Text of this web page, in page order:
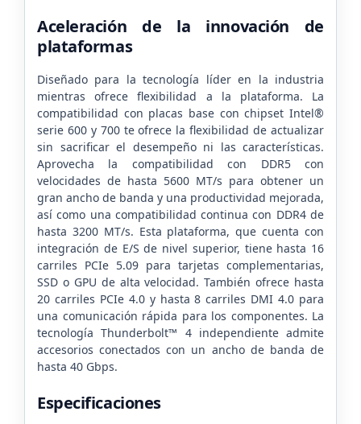
Aceleración de la innovación de
plataformas
Diseñado para la tecnología líder en la industria
mientras ofrece flexibilidad a la plataforma. La
compatibilidad con placas base con chipset Intel®
serie 600 y 700 te ofrece la flexibilidad de actualizar
sin sacrificar el desempeño ni las características.
Aprovecha la compatibilidad con DDR5 con
velocidades de hasta 5600 MT/s para obtener un
gran ancho de banda y una productividad mejorada,
así como una compatibilidad continua con DDR4 de
hasta 3200 MT/s. Esta plataforma, que cuenta con
integración de E/S de nivel superior, tiene hasta 16
carriles PCIe 5.09 para tarjetas complementarias,
SSD o GPU de alta velocidad. También ofrece hasta
20 carriles PCIe 4.0 y hasta 8 carriles DMI 4.0 para
una comunicación rápida para los componentes. La
tecnología Thunderbolt™ 4 independiente admite
accesorios conectados con un ancho de banda de
hasta 40 Gbps.
Especificaciones